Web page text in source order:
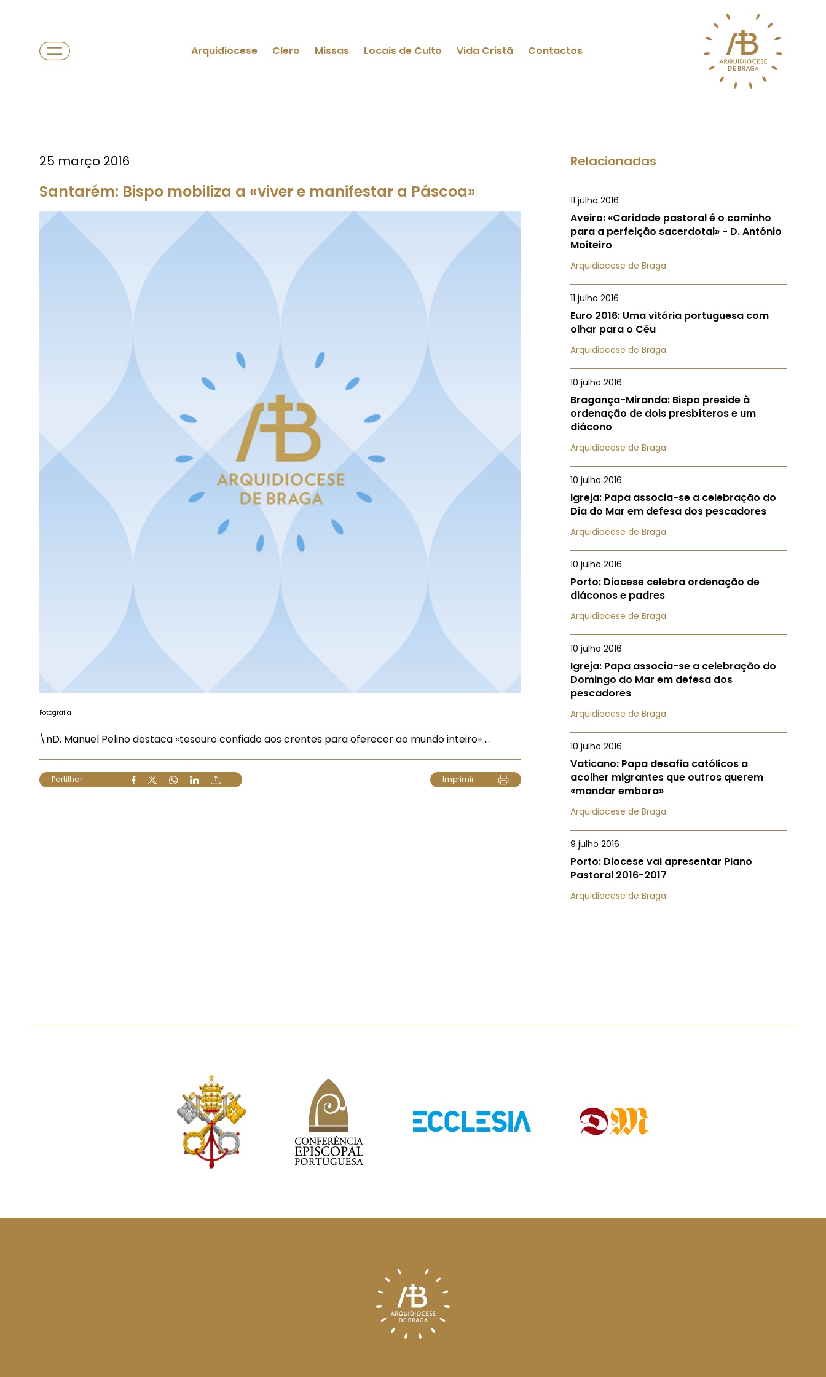
Arquidiocese Clero Missas Locais de Culto Vida Cristã Contactos
25 março 2016
Santarém: Bispo mobiliza a «viver e manifestar a Páscoa»
Fotografia
\nD. Manuel Pelino destaca «tesouro confiado aos crentes para oferecer ao mundo inteiro» ...
Partilhar Imprimir
Relacionadas
11 julho 2016
Aveiro: «Caridade pastoral é o caminho
para a perfeição sacerdotal» - D. António
Moiteiro
Arquidiocese de Braga
11 julho 2016
Euro 2016: Uma vitória portuguesa com
olhar para o Céu
Arquidiocese de Braga
10 julho 2016
Bragança-Miranda: Bispo preside à
ordenação de dois presbíteros e um
diácono
Arquidiocese de Braga
10 julho 2016
Igreja: Papa associa-se a celebração do
Dia do Mar em defesa dos pescadores
Arquidiocese de Braga
10 julho 2016
Porto: Diocese celebra ordenação de
diáconos e padres
Arquidiocese de Braga
10 julho 2016
Igreja: Papa associa-se a celebração do
Domingo do Mar em defesa dos
pescadores
Arquidiocese de Braga
10 julho 2016
Vaticano: Papa desafia católicos a
acolher migrantes que outros querem
«mandar embora»
Arquidiocese de Braga
9 julho 2016
Porto: Diocese vai apresentar Plano
Pastoral 2016-2017
Arquidiocese de Braga